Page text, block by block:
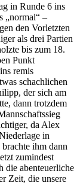
in Runde 6 ins
„normal“ –
den Vorletzten
als drei Partien
bis zum 18.
Punkt
remis
schachlichen
der sich am
dann trotzdem
da Alex
in
ihm dann
zumindest
die abenteuerliche
Zeit, die unsere